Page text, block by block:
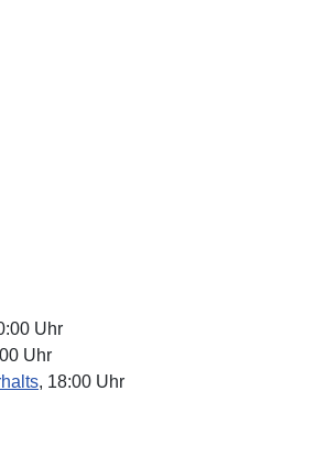
Uhr
Uhr
, 18:00 Uhr